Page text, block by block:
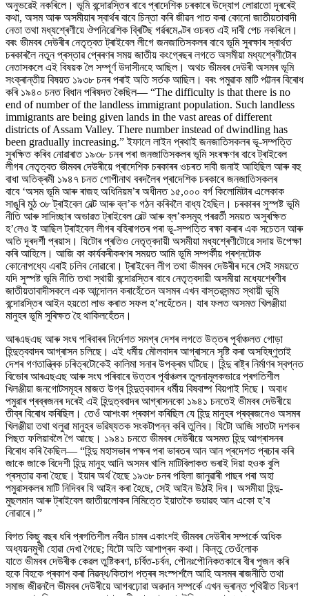
অনুভৱেই নকৰিলে। ভূমি বন্দোৱস্তিৰ বাবে প্ৰাদেশিক চৰকাৰে উদ্যোগ লোৱাতো দূৰৰেই
কথা, অসম আৰু অসমীয়াৰ স্বাৰ্থৰ বাবে চিন্তা কৰি জীৱন পাত কৰা কোনো জাতীয়তাবাদী
নেতা তথা মধ্যশ্ৰেণীয়ে ঔপনিৱেশিক ব্ৰিটিছ গৰ্ৱৰমেণ্টৰ ওচৰত এই দাবী পেচ নকৰিলে।
বৰং ভীমবৰ দেউৰীৰ নেতৃত্বত ট্ৰাইবেল লীগে জনজাতিসকলৰ বাবে ভূমি সুৰক্ষাৰ স্বাৰ্থত
চৰকাৰলৈ নতুন প্ৰস্তাৱ প্ৰেৰণৰ সময় জাতীয় কংগ্ৰেছৰ লগতে অসমীয়া মধ্যশ্ৰেণীটোৰ
নেতাসকলে এই বিষয়ক লৈ সম্পূৰ্ণ উদাসীনহে আছিল। অথচ ভীমবৰ দেউৰী অসমৰ ভূমি
সংক্ৰান্তীয় বিষয়ত ১৯৩৮ চনৰ পৰাই অতি সৰ্তক আছিল। বৰং পমুৱাক মাটি পট্টনৰ বিৰোধ
কৰি ১৯৪০ চনত বিধান পৰিষদত কৈছিল— “The difficulty is that there is no
end of number of the landless immigrant population. Such landless
immigrants are being given lands in the vast areas of different
districts of Assam Valley. There number instead of dwindling has
been gradually increasing.” ইফালে লাইন প্ৰথাই জনজাতিসকলৰ ভূ-সম্পত্তি
সুৰক্ষিত কৰিব নোৱাৰাত ১৯৩৮ চনৰ পৰা জনজাতিসকলৰ ভূমি সংৰক্ষণৰ বাবে ট্ৰাইবেল
লীগৰ নেতৃত্বত ভীমবৰ দেউৰীয়ে প্ৰাদেশিক চৰকাৰৰ ওচৰত দাবী জনাই আহিছিল আৰু বহু
বাধা অতিক্ৰমী ১৯৪৭ চনত গোপীনাথ বৰদলৈৰ প্ৰাদেশিক চৰকাৰে জনজাতিসকলৰ
বাবে ‘অসম ভূমি আৰু ৰাজহ অধিনিয়ম’ৰ অধীনত ১৫,০০০ বৰ্গ কিলোমিটাৰ এলেকাক
সাঙুৰি মুঠ ৩৮ ট্ৰাইবেল বেল্ট আৰু ব্ল’ক গঠন কৰিবলৈ বাধ্য হৈছিল। চৰকাৰৰ সুস্পষ্ট ভূমি
নীতি আৰু সাদিচ্ছাৰ অভাৱত ট্ৰাইবেল বেল্ট আৰু ব্ল’কসমূহ পৰৱৰ্তী সময়ত অসুৰক্ষিত
হ’লেও ই আছিল ট্ৰাইবেল লীগৰ বহিৰাগতৰ পৰা ভূ-সম্পত্তি ৰক্ষা কৰাৰ এক সচেতন আৰু
অতি দূৰদৰ্শী প্ৰয়াস। যিটোৰ প্ৰতিও নেতৃত্বদায়ী অসমীয়া মধ্যশ্ৰেণীটোৱে সদায় উপেক্ষা
কৰি আহিলে। আজি কা কাৰ্যকৰীকৰণৰ সময়ত আমি ভূমি সম্পৰ্কীয় প্ৰশ্নটোক
কোনোপধ্যে এৰাই চলিব নোৱাৰো। ট্ৰাইবেল লীগ তথা ভীমবৰ দেউৰীৰ দৰে সেই সময়তে
যদি সুস্পষ্ট ভূমি নীতি তথা স্থায়ী বন্দোৱস্তিৰ বাবে নেতৃত্বদায়ী অসমীয়া মধ্যেশ্ৰেণীৰ
জাতীয়তাবাদীসকলে এক আন্দোলন কৰাহেঁতেন অসমৰ এখন বাস্তৱসন্মত স্থায়ী ভূমি
বন্দোৱস্তিৰ আইন হয়তো লাভ কৰাত সফল হ’লহেঁতেন। যাৰ ফলত অসমত খিলঞ্জীয়া
মানুহৰ ভূমি সুৰিক্ষত হৈ থাকিলহেঁতন।
আৰএছএছ আৰু সংঘ পৰিবাৰৰ নিৰ্দেশত সমগ্ৰ দেশৰ লগতে উত্তৰ পূৰ্বাঞ্চলত গোড়া
হিন্দুত্ববাদৰ আগ্ৰাসন চলিছে। এই ধৰ্মীয় মৌলবাদৰ আগ্ৰাসনে সৃষ্টি কৰা অসহিষ্ণুতাই
দেশৰ গণতান্ত্ৰিক চৰিত্ৰটোকেই কালিমা সনাৰ উপক্ৰম ঘটিছে। হিন্দু ৰাষ্ট্ৰ নিৰ্মাণৰ স্বপ্নত
বিভোৰ আৰএছএছ আৰু সংঘ পৰিবাৰে উত্তৰ পূৰ্বাঞ্চলৰ তুলনামূলকভাৱে প্ৰগতিশীল
খিলঞ্জীয়া জনগোটসমূহৰ মাজত উগ্ৰ হিন্দুত্ববাদৰ ধৰ্মীয় বিষবাষ্প বিয়পাই দিছে। অবাধ
পমুৱাৰ প্ৰব্ৰজনৰ দৰেই এই হিন্দুত্ববাদৰ আগ্ৰাসনকো ১৯৪১ চনতেই ভীমবৰ দেউৰীয়ে
তীব্ৰ বিৰোধ কৰিছিল। তেওঁ আশংকা প্ৰকাশ কৰিছিল যে হিন্দু মানুহৰ প্ৰব্ৰজনেও অসমৰ
খিলঞ্জীয়া তথা থলুৱা মানুহৰ ভৱিষ্যতক সংকটাপন্ন কৰি তুলিব। যিটো আজি সাতটা দশকৰ
পিছত ফলিয়াবলৈ গৈ আছে। ১৯৪১ চনতে ভীমবৰ দেউৰীয়ে অসমত হিন্দু আগ্ৰাসনৰ
বিৰোধ কৰি কৈছিল— “হিন্দু মহাসভাৰ পক্ষৰ পৰা ভাৰতৰ আন আন প্ৰদেশত প্ৰচাৰ কৰি
জাকে জাকে বিদেশী হিন্দু মানুহ আনি অসমৰ খালি মাটিবিলাকত ভৰাই দিয়া হওক বুলি
প্ৰস্তাৱ কৰা হৈছে। ইয়াৰ অৰ্থ হৈছে ১৯৩৮ চনৰ পহিলা জানুৱাৰী পাছৰ পৰা অহা
পমুৱাসকলৰ মাটি নিদিবৰ যি আইন কৰা হৈছে, সেই আইন উঠাই দিব। অসমীয়া হিন্দু-
মুছলমান আৰু ট্ৰাইবেল জাতীয়লোকৰ নিমিত্তে ইয়াতকৈ ভয়াৱহ আন একো হ’ব
নোৱাৰে।”
বিগত কিছু বছৰ ধৰি প্ৰগতিশীল নবীন চামৰ একাংশই ভীমবৰ দেউৰীৰ সম্পৰ্কে অধিক
অধ্যয়নমুখী হোৱা দেখা গৈছে; যিটো অতি আশাপ্ৰদ কথা। কিন্তু তেওঁলোক
যাতে ভীমবৰ দেউৰীক কেৱল তুষ্টিকৰণ, চৰ্বিত-চৰ্বন, পৌনঃপৌনিকতকাৰে বীৰ পূজন কৰি
হকে বিহকে প্ৰকাশ কৰা নিৱন্ধ/কিতাপ পত্ৰৰ সংস্পৰ্শলৈ আহি অসমৰ ৰাজনীতি তথা
সমাজ জীৱনলৈ ভীমবৰ দেউৰীয়ে আগবঢ়োৱা অৱদান সম্পৰ্কে এখন ভ্ৰান্ত পৃথিৱীত বিচৰণ